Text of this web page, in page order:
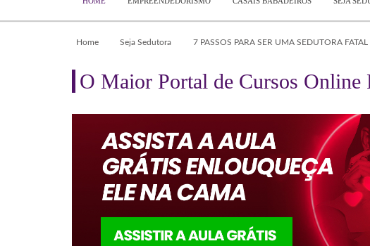
Home Seja Sedutora 7 PASSOS PARA SER UMA SEDUTORA FATAL
O Maior Portal de Cursos Online